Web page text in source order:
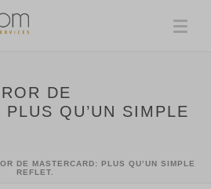
DE
QU’UN SIMPLE
DE MASTERCARD: PLUS QU’UN SIMPLE
REFLET.